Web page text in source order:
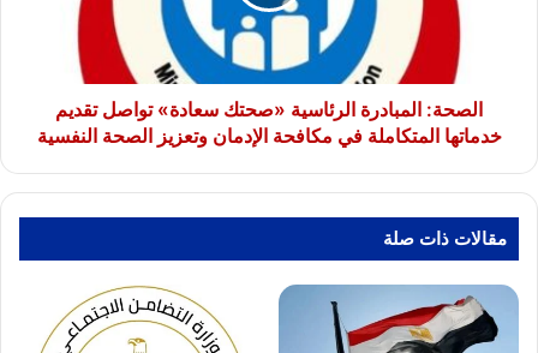
مكافحة
النفسية
الصحة: المبادرة الرئاسية «صحتك سعادة» تواصل تقديم
خدماتها المتكاملة في مكافحة الإدمان وتعزيز الصحة النفسية
مقالات ذات صلة